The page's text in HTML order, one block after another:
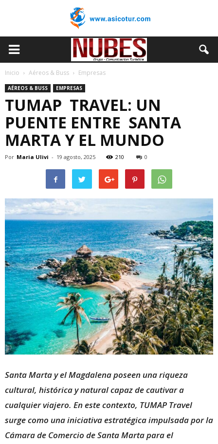
Inicio Aéreos & Buss Empresas
AÉREOS & BUSS EMPRESAS
TUMAP TRAVEL: UN
PUENTE ENTRE SANTA
MARTA Y EL MUNDO
Por Maria Ulivi - 19 agosto, 2025 210 0
Santa Marta y el Magdalena poseen una riqueza
cultural, histórica y natural capaz de cautivar a
cualquier viajero. En este contexto, TUMAP Travel
surge como una iniciativa estratégica impulsada por la
Cámara de Comercio de Santa Marta para el